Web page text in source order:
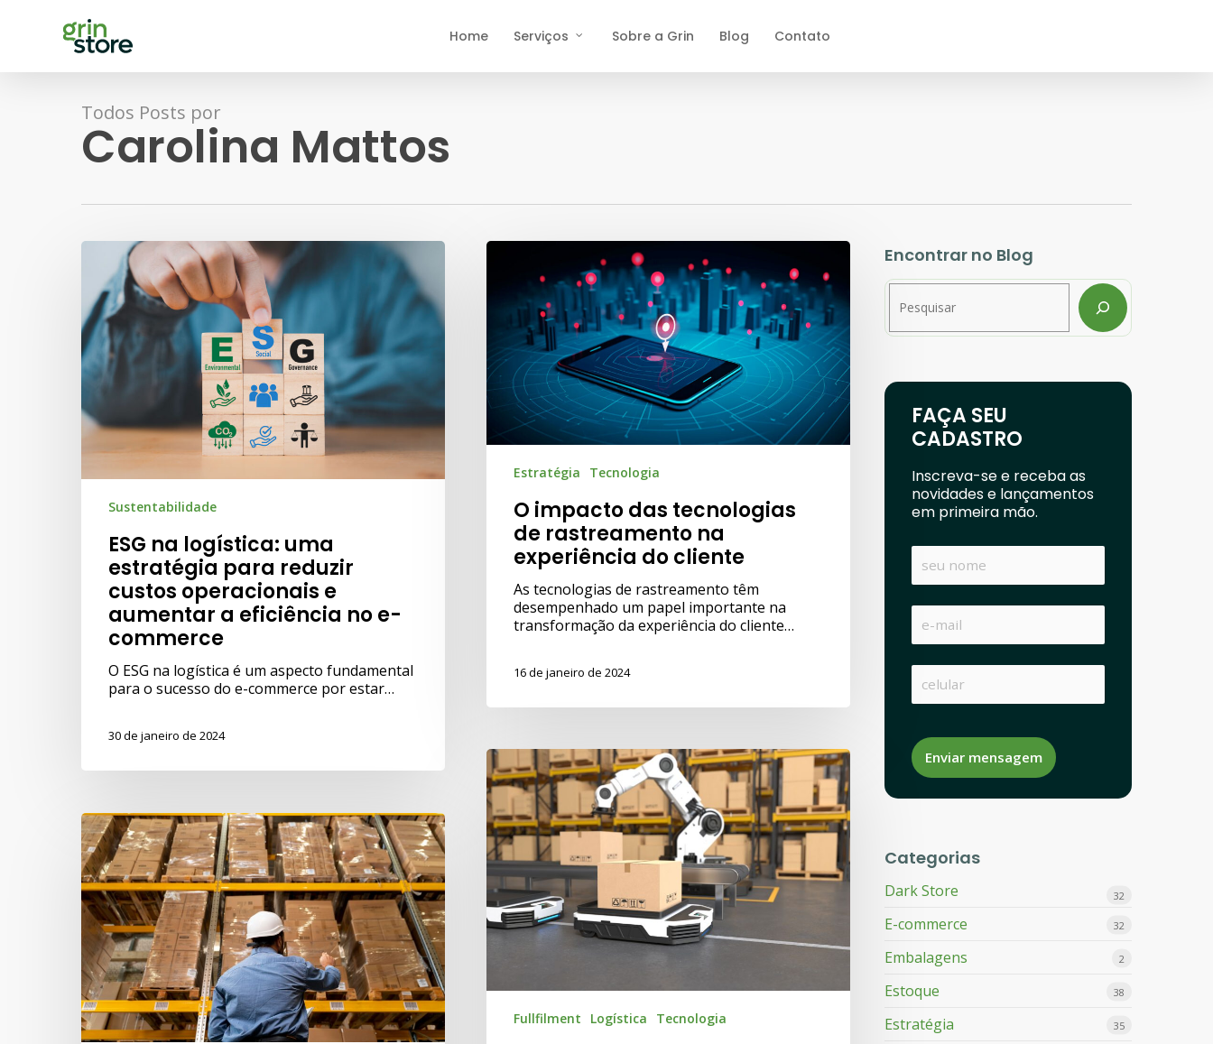
Home Serviços Sobre a Grin Blog Contato
Todos Posts por
Carolina Mattos
Sustentabilidade
ESG na logística: uma
estratégia para reduzir
custos operacionais e
aumentar a eficiência no e-
commerce
O ESG na logística é um aspecto fundamental
para o sucesso do e-commerce por estar…
30 de janeiro de 2024
Estratégia Tecnologia
O impacto das tecnologias
de rastreamento na
experiência do cliente
As tecnologias de rastreamento têm
desempenhado um papel importante na
transformação da experiência do cliente…
16 de janeiro de 2024
Fullfilment Logística Tecnologia
Encontrar no Blog
Pesquisar
FAÇA SEU
CADASTRO
Inscreva-se e receba as
novidades e lançamentos
em primeira mão.
Enviar mensagem
Categorias
Dark Store 32
E-commerce 32
Embalagens 2
Estoque 38
Estratégia 35